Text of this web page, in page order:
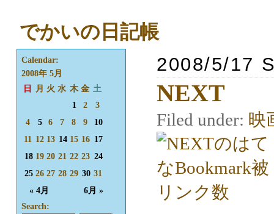
でかいの日記帳
2008/5/17
NEXT
Filed under: 映
Calendar:
2008年 5月
日
月 火 水 木 金 土
« 4月 6月 »
1 2
3
4
5 6 7 8 9
10
11
12 13 14 15 16 17
18 19 20 21 22 23 24
25 26 27 28 29 30 31
Search: